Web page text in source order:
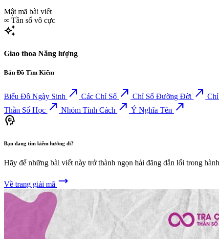
Mật mã bài viết
∞ Tần số vô cực
auto_awesome
Giao thoa Năng lượng
Bản Đồ Tìm Kiếm
Biểu Đồ Ngày Sinh north_east Các Chỉ Số north_east Chỉ Số Đường Đời north_east
Thần Số Học north_east Nhóm Tính Cách north_east Ý Nghĩa Tên north_east
psychology
Bạn đang tìm kiếm hướng đi?
Hãy để những bài viết này trở thành ngọn hải đăng dẫn lối trong
Về trang giải mã trending_flat